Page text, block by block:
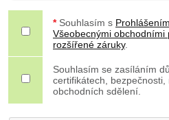
* Souhlasím s
Všeobecnými obchodními
rozšířené záruky.
Souhlasím se zasíláním
certifikátech, bezpečnosti,
obchodních sdělení.